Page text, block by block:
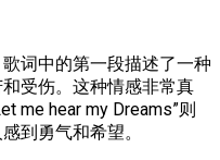
词中的第一段描述了一种
受伤。这种情感非常真
me hear my Dreams”则
到勇气和希望。